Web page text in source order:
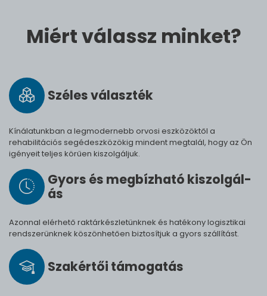
Miért válassz minket?
Széles vá­lasz­ték
Kínálatunkban a legmodernebb orvosi eszközöktől a
rehabilitációs segédeszközökig mindent megtalál, hogy az Ön
igényeit teljes körűen kiszolgáljuk.
Gyors és meg­bíz­ha­tó ki­szol­gál­
ás
Azonnal elérhető raktárkészletünknek és hatékony logisztikai
rendszerünknek köszönhetően biztosítjuk a gyors szállítást.
Szak­értői tá­mo­ga­tás